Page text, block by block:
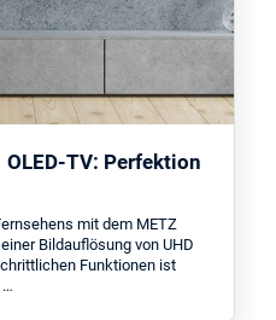
TV: Perfektion
mit dem METZ
Bildauflösung von UHD
Funktionen ist
…